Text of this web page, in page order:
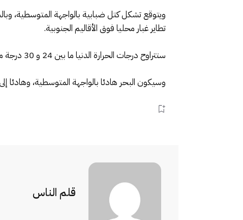
ويتوقع تشكل كتل ضبابية بالواجهة المتوسطية،
تطاير غبار محليا فوق الأقاليم الجنوبية.
ستتراوح درجات الحرارة الدنيا ما بين 24 و 30 درجة مائوية بالجنوب- الشرقي، وما بين 17 و 23 درجة بالأطلس، وستكون ما بين 19 و 25 درجة بباقي الأرجاء الأخرى.
وسيكون البحر هادئا بالواجهة المتوسطية، وهادئا
قلم الناس